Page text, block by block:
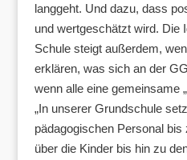
langgeht. Und dazu, dass
und wertgeschätzt wird. Die
Schule steigt außerdem,
erklären, was sich an der
wenn alle eine gemeinsame
„In unserer Grundschule
pädagogischen Personal
über die Kinder bis hin zu